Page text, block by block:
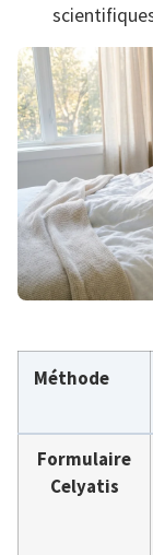
Méthode
Formulaire
Celyatis